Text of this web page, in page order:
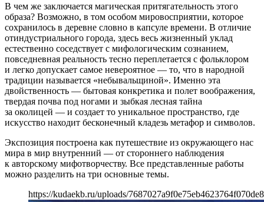
В чем же заключается магическая притягательность этого
образа? Возможно, в том особом мировосприятии, которое
сохранилось в деревне словно в капсуле времени. В отличие
отиндустриального города, здесь весь жизненный уклад
естественно соседствует с мифологическим сознанием,
повседневная реальность тесно переплетается с фольклором
и легко допускает самое невероятное — то, что в народной
традиции называется «небывальщиной». Именно эта
двойственность — бытовая конкретика и полет воображения,
твердая почва под ногами и зыбкая лесная тайна
за околицей — и создает то уникальное пространство, где
искусство находит бесконечный кладезь метафор и символов.
Экспозиция построена как путешествие из окружающего нас
мира в мир внутренний — от стороннего наблюдения
к авторскому мифотворчеству. Все представленные работы
можно разделить на три основные темы.
https://kudaekb.ru/uploads/